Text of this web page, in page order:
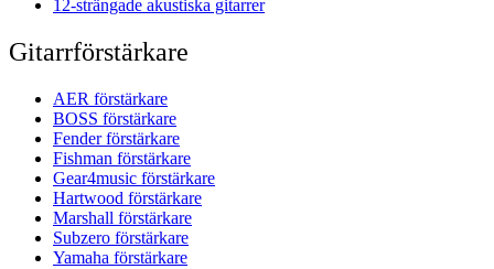
12-strängade akustiska gitarrer
Gitarrförstärkare
AER förstärkare
BOSS förstärkare
Fender förstärkare
Fishman förstärkare
Gear4music förstärkare
Hartwood förstärkare
Marshall förstärkare
Subzero förstärkare
Yamaha förstärkare